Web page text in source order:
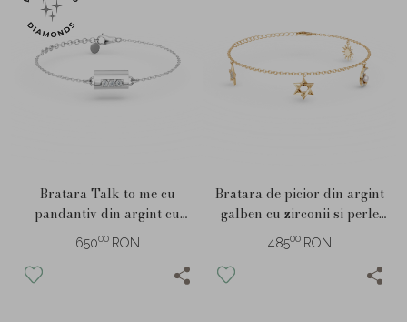
Bratara Talk to me cu
pandantiv din argint cu
diamante de 0.1ct create in
laborator
65000 RON
Bratara de picior din argint
galben cu zirconii si perle
sintetice
48500 RON